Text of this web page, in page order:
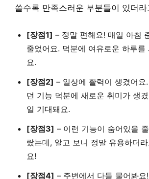
쓸수록 만족스러운 부분들이 있더라
[장점1] – 정말 편해요! 매일 아침
줄었어요. 덕분에 여유로운 하루를
요.
[장점2] – 일상에 활력이 생겼어요.
던 기능 덕분에 새로운 취미가 생
일 기대돼요.
[장점3] – 이런 기능이 숨어있을
랐는데, 알고 보니 정말 유용하더
요!
[장점4] – 주변에서 다들 물어봐요!